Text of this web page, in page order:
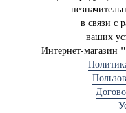
в связи с
ваших
Интернет-магазин "